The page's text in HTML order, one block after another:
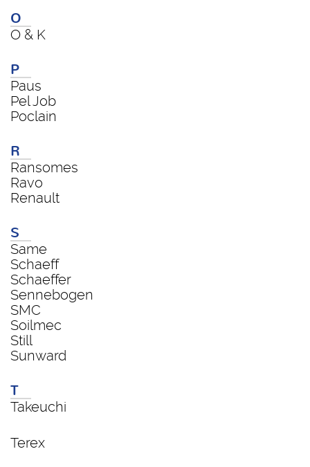
O
O & K
P
Paus
Pel Job
Poclain
R
Ransomes
Ravo
Renault
S
Same
Schaeff
Schaeffer
Sennebogen
SMC
Soilmec
Still
Sunward
T
Takeuchi
Terex